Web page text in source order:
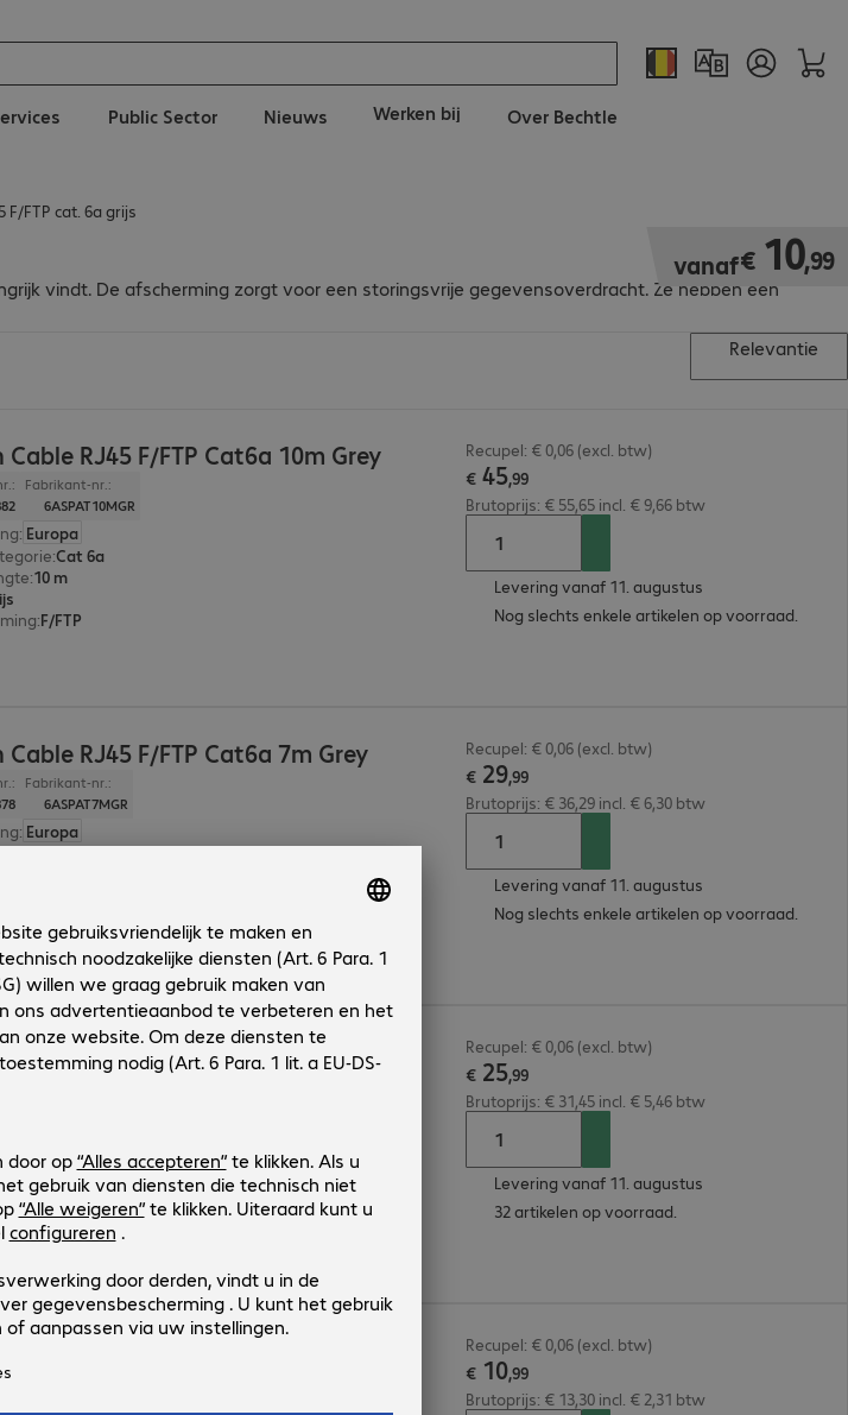
Public Sector Nieuws Werken bij Over Bechtle
F/FTP cat. 6a grijs
vindt. De afscherming zorgt voor een storingsvrije gegevensoverdracht. Ze hebben een
vanaf€ 10,99
€ 10,99
Relevantie
Cable RJ45 F/FTP Cat6a 10m Grey
Fabrikant-nr.:
6ASPAT10MGR
: Europa
:Cat 6a
:10 m
:F/FTP
Recupel: € 0,06 (excl. btw)
€ 45,99
Brutoprijs: € 55,65 incl. € 9,66 btw
Levering vanaf 11. augustus
Nog slechts enkele artikelen op voorraad.
Cable RJ45 F/FTP Cat6a 7m Grey
Fabrikant-nr.:
6ASPAT7MGR
: Europa
:Cat 6a
Recupel: € 0,06 (excl. btw)
€ 29,99
Brutoprijs: € 36,29 incl. € 6,30 btw
Levering vanaf 11. augustus
Nog slechts enkele artikelen op voorraad.
Cable RJ45 F/FTP Cat6a 5m Grey
Cat 6a
:5 m
:F/FTP
Recupel: € 0,06 (excl. btw)
€ 25,99
Brutoprijs: € 31,45 incl. € 5,46 btw
Levering vanaf 11. augustus
32 artikelen op voorraad.
Recupel: € 0,06 (excl. btw)
€ 10,99
Brutoprijs: € 13,30 incl. € 2,31 btw